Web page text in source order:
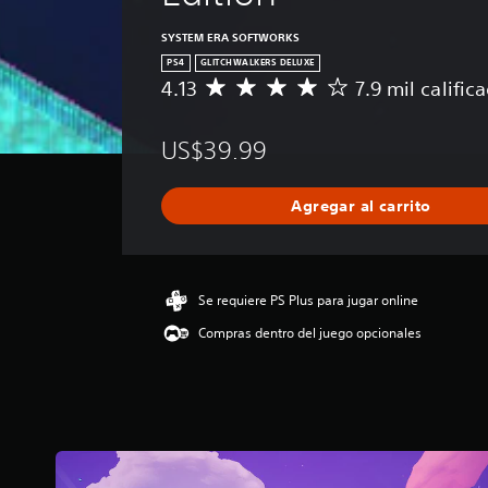
SYSTEM ERA SOFTWORKS
PS4 GLITCHWALKERS DELUXE
C
i
i
c
c
ó
p
i
4.13 7.9 mil
US$39.99
Agregar al carrito
Se requiere PS Plus para jugar online
Compras dentro del juego opcionales